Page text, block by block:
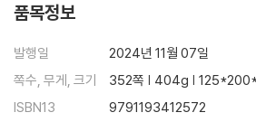
품목정보
발행일
2024년 11월 07일
쪽수, 무게, 크기
352쪽 | 404g |
ISBN13
9791193412572